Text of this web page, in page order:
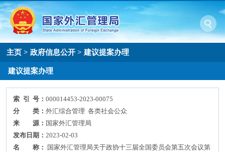
主页 >政府信息公开 >建议提案办理
建议提案办理
索 引 号：000014453-2023-00075
分 类：外汇综合管理 各类社会公众
来 源： 国家外汇管理局
发布日期：2023-02-03
名 称：
国家外汇管理局关于政协十三届全国委员会第五次会议第